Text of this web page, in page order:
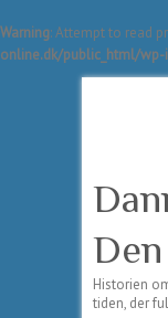
Warning: Attempt to read
online.dk/public_html/
Historien
tiden, der